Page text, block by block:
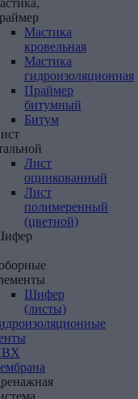
Мастика
кровельная
Мастика
гидроизоляционная
Праймер
битумный
Битум
Лист
оцинкованный
Лист
полимеренный
(цветной)
Шифер
(листы)